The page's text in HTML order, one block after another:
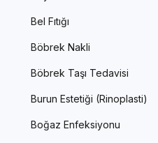
Bel Fıtığı
Böbrek Nakli
Böbrek Taşı Tedavisi
Burun Estetiği (Rinoplasti)
Boğaz Enfeksiyonu